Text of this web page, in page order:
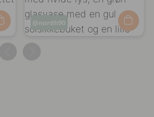
Opslag
nordh90